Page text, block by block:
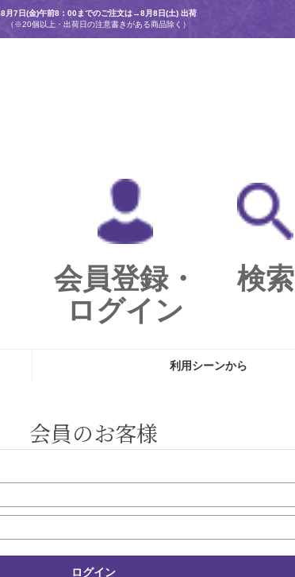
8月7日(金)午前8：00までのご注文は→8月8日(土) 出荷
（※20個以上・出荷日の注意書きがある商品除く）
会員登録・
ログイン
検索
利用シーンから
会員のお客様